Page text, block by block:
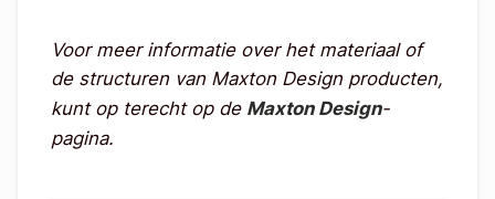
Voor meer informatie over het materiaal of
de structuren van Maxton Design producten,
kunt op terecht op de Maxton Design-
pagina.